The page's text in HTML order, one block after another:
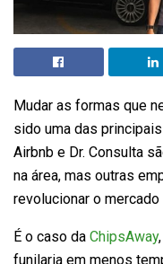
Mudar as formas que
sido uma das
Airbnb e Dr. Consulta
na área, mas outras
revolucionar o
É o caso da ChipsAway
funilaria em menos